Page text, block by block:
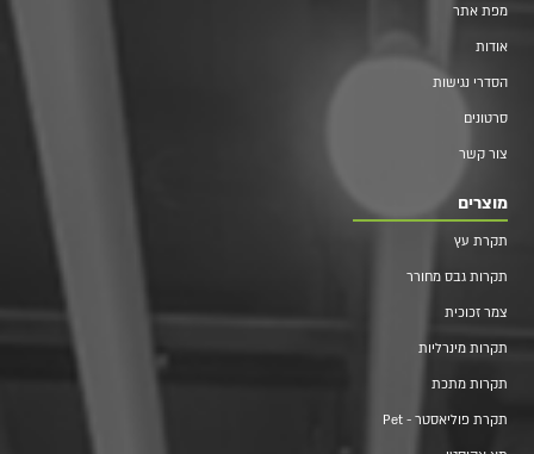
מפת אתר
אודות
הסדרי נגישות
סרטונים
צור קשר
מוצרים
תקרת עץ
תקרות גבס מחורר
צמר זכוכית
תקרות מינרליות
תקרות מתכת
תקרת פוליאסטר - Pet